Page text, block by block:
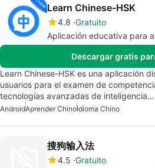
Learn Chinese-HSK
4.8 Gratuito
Aplicación educativa para
Descargar gratis
Learn Chinese-HSK es una aplicación
usuarios para el examen de
tecnologías avanzadas de inteligencia…
AndroidAprender ChinoIdioma Chino
搜狗输入法
4.5 Gratuito